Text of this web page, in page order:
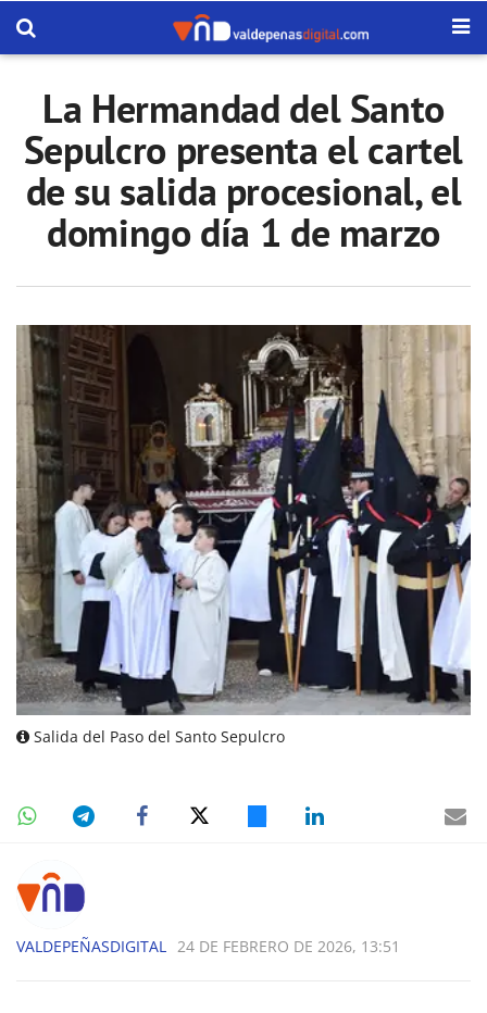
La Hermandad del Santo
Sepulcro presenta el cartel
de su salida procesional, el
domingo día 1 de marzo
Salida del Paso del Santo Sepulcro
VALDEPEÑASDIGITAL 24 DE FEBRERO DE 2026, 13:51